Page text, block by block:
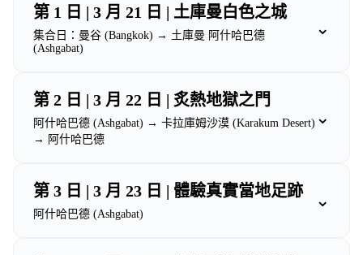
第 1 日 | 3 月 21 日 | 土庫曼白色之城
集合日：曼谷 (Bangkok) → 土庫曼 阿什哈巴德
(Ashgabat)
⌄
第 2 日 | 3 月 22 日 | 炙熱地獄之門
阿什哈巴德 (Ashgabat) → 卡拉庫姆沙漠 (Karakum Desert)
→ 阿什哈巴德
⌄
第 3 日 | 3 月 23 日 | 體驗真實當地足跡
阿什哈巴德 (Ashgabat)
⌄